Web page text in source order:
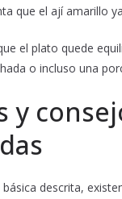
que el ají amarillo
el plato quede
o incluso una
y
descrita,